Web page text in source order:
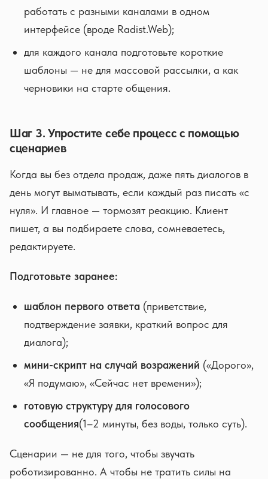
работать с разными каналами в одном
интерфейсе (вроде Radist.Web);
для каждого канала подготовьте короткие
шаблоны — не для массовой рассылки, а как
черновики на старте общения.
Шаг 3. Упростите себе процесс с помощью
сценариев
Когда вы без отдела продаж, даже пять диалогов в
день могут выматывать, если каждый раз писать «с
нуля». И главное — тормозят реакцию. Клиент
пишет, а вы подбираете слова, сомневаетесь,
редактируете.
Подготовьте заранее:
шаблон первого ответа (приветствие,
подтверждение заявки, краткий вопрос для
диалога);
мини-скрипт на случай возражений («Дорого»,
«Я подумаю», «Сейчас нет времени»);
готовую структуру для голосового
сообщения(1–2 минуты, без воды, только суть).
Сценарии — не для того, чтобы звучать
роботизированно. А чтобы не тратить силы на